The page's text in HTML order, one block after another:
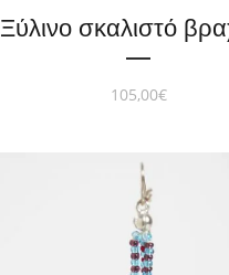
Ξύλινο σκαλιστό
105,00€